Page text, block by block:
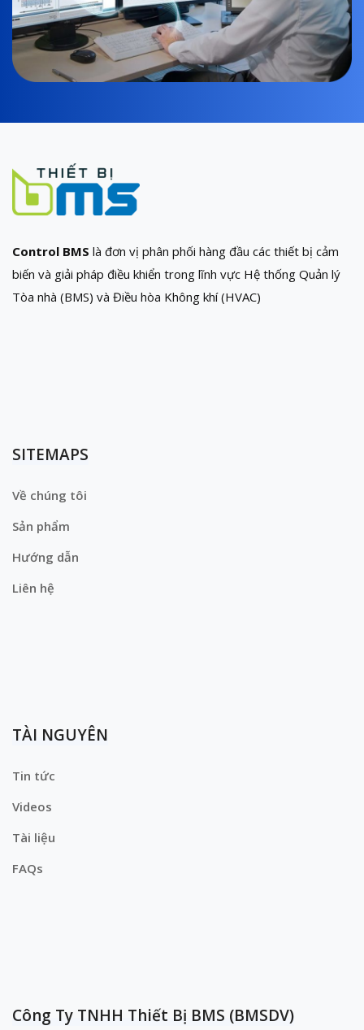
Control BMS là đơn vị phân phối hàng đầu các thiết bị cảm
biến và giải pháp điều khiển trong lĩnh vực Hệ thống Quản lý
Tòa nhà (BMS) và Điều hòa Không khí (HVAC)
SITEMAPS
Về chúng tôi
Sản phẩm
Hướng dẫn
Liên hệ
TÀI NGUYÊN
Tin tức
Videos
Tài liệu
FAQs
Công Ty TNHH Thiết Bị BMS (BMSDV)